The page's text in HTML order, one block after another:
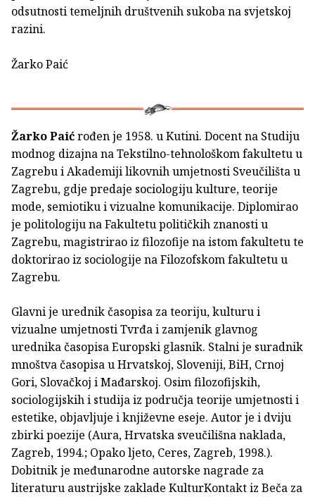
odsutnosti temeljnih društvenih sukoba na svjetskoj
razini.
Žarko Paić
Žarko Paićrođen je 1958. u Kutini. Docent na Studiju
modnog dizajna na Tekstilno-tehnološkom fakultetu u
Zagrebu i Akademiji likovnih umjetnosti Sveučilišta u
Zagrebu, gdje predaje sociologiju kulture, teorije
mode, semiotiku i vizualne komunikacije. Diplomirao
je politologiju na Fakultetu političkih znanosti u
Zagrebu, magistrirao iz filozofije na istom fakultetu te
doktorirao iz sociologije na Filozofskom fakultetu u
Zagrebu.
Glavni je urednik časopisa za teoriju, kulturu i
vizualne umjetnosti Tvrđa i zamjenik glavnog
urednika časopisa Europski glasnik. Stalni je suradnik
mnoštva časopisa u Hrvatskoj, Sloveniji, BiH, Crnoj
Gori, Slovačkoj i Mađarskoj. Osim filozofijskih,
sociologijskih i studija iz područja teorije umjetnosti i
estetike, objavljuje i književne eseje. Autor je i dviju
zbirki poezije (Aura, Hrvatska sveučilišna naklada,
Zagreb, 1994.; Opako ljeto, Ceres, Zagreb, 1998.).
Dobitnik je međunarodne autorske nagrade za
literaturu austrijske zaklade KulturKontakt iz Beča za